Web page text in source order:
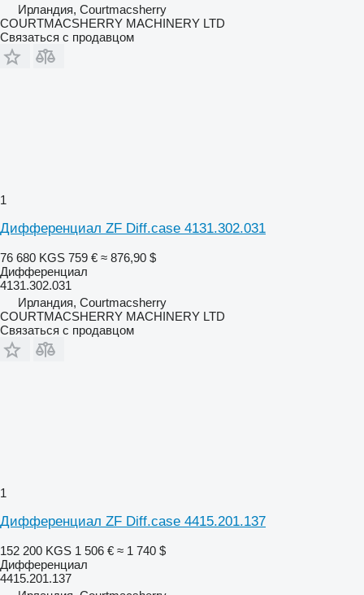
Ирландия, Courtmacsherry
COURTMACSHERRY MACHINERY LTD
Связаться с продавцом
1
Дифференциал ZF Diff.case 4131.302.031
76 680 KGS 759 € ≈ 876,90 $
Дифференциал
4131.302.031
Ирландия, Courtmacsherry
COURTMACSHERRY MACHINERY LTD
Связаться с продавцом
1
Дифференциал ZF Diff.case 4415.201.137
152 200 KGS 1 506 € ≈ 1 740 $
Дифференциал
4415.201.137